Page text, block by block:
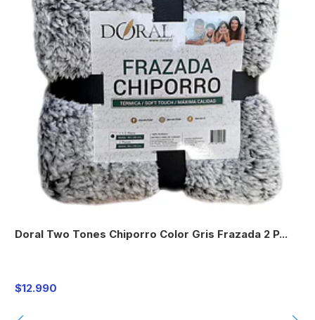
Doral Two Tones Chiporro Color Gris Frazada 2 P...
$12.990